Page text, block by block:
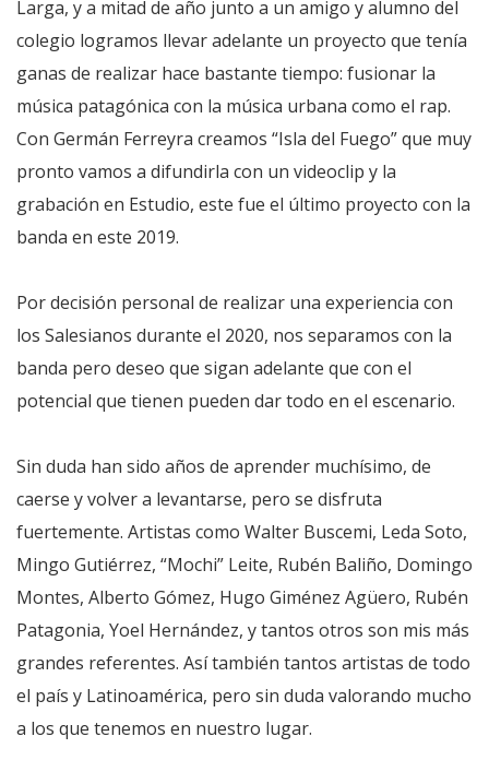
Larga, y a mitad de año junto a un amigo y alumno del
colegio logramos llevar adelante un proyecto que tenía
ganas de realizar hace bastante tiempo: fusionar la
música patagónica con la música urbana como el rap.
Con Germán Ferreyra creamos “Isla del Fuego” que muy
pronto vamos a difundirla con un videoclip y la
grabación en Estudio, este fue el último proyecto con la
banda en este 2019.
Por decisión personal de realizar una experiencia con
los Salesianos durante el 2020, nos separamos con la
banda pero deseo que sigan adelante que con el
potencial que tienen pueden dar todo en el escenario.
Sin duda han sido años de aprender muchísimo, de
caerse y volver a levantarse, pero se disfruta
fuertemente. Artistas como Walter Buscemi, Leda Soto,
Mingo Gutiérrez, “Mochi” Leite, Rubén Baliño, Domingo
Montes, Alberto Gómez, Hugo Giménez Agüero, Rubén
Patagonia, Yoel Hernández, y tantos otros son mis más
grandes referentes. Así también tantos artistas de todo
el país y Latinoamérica, pero sin duda valorando mucho
a los que tenemos en nuestro lugar.